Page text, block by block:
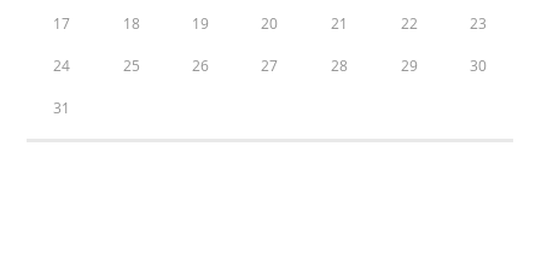
17 18 19 20 21 22 23
24 25 26 27 28 29 30
31